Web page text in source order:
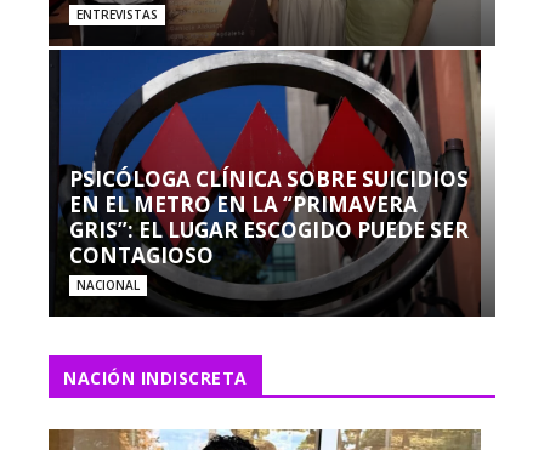
ENTREVISTAS
PSICÓLOGA CLÍNICA SOBRE SUICIDIOS
EN EL METRO EN LA “PRIMAVERA
GRIS”: EL LUGAR ESCOGIDO PUEDE SER
CONTAGIOSO
NACIONAL
NACIÓN INDISCRETA